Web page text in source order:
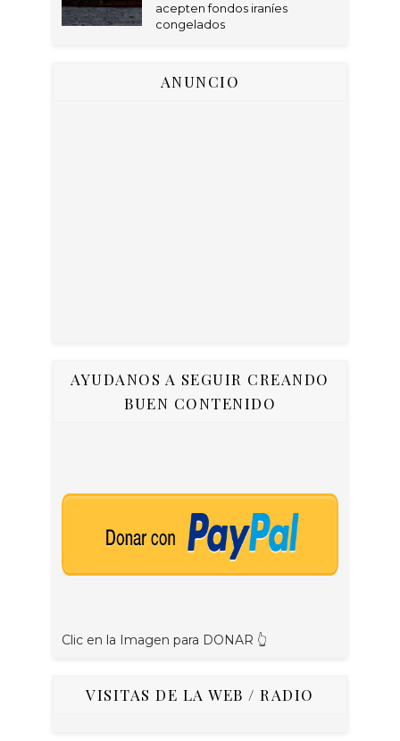
acepten fondos iraníes
congelados
ANUNCIO
AYUDANOS A SEGUIR CREANDO
BUEN CONTENIDO
Clic en la Imagen para DONAR 👆
VISITAS DE LA WEB / RADIO